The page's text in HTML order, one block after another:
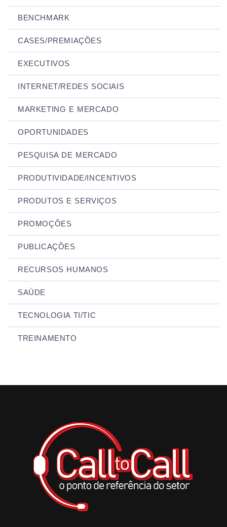
BENCHMARK
CASES/PREMIAÇÕES
EXECUTIVOS
INTERNET/REDES SOCIAIS
MARKETING E MERCADO
OPORTUNIDADES
PESQUISA DE MERCADO
PRODUTIVIDADE/INCENTIVOS
PRODUTOS E SERVIÇOS
PROMOÇÕES
PUBLICAÇÕES
RECURSOS HUMANOS
SAÚDE
TECNOLOGIA TI/TIC
TREINAMENTO